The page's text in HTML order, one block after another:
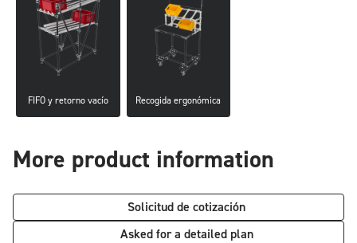
FIFO y retorno vacío Recogida ergonómica
More product information
Solicitud de cotización
Asked for a detailed plan